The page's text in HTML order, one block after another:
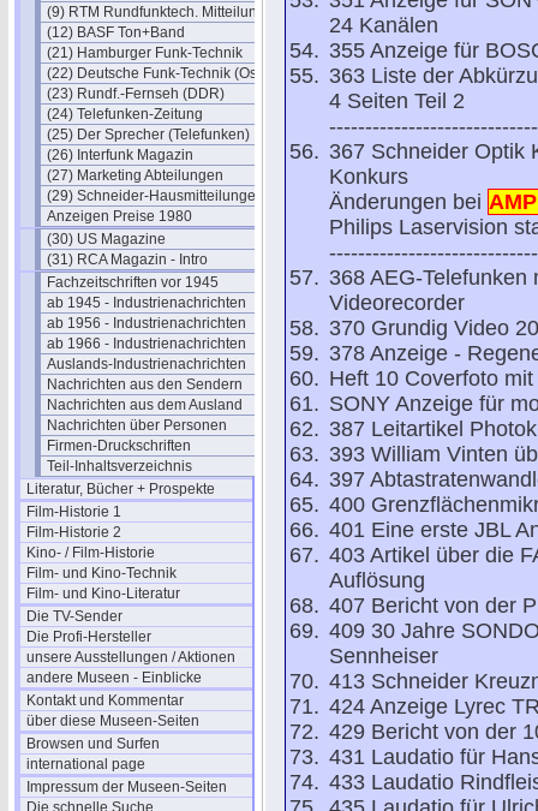
(9) RTM Rundfunktech. Mitteilungen
(12) BASF Ton+Band
(21) Hamburger Funk-Technik
(22) Deutsche Funk-Technik (Ost)
(23) Rundf.-Fernseh (DDR)
(24) Telefunken-Zeitung
(25) Der Sprecher (Telefunken)
(26) Interfunk Magazin
(27) Marketing Abteilungen
(29) Schneider-Hausmitteilungen
Anzeigen Preise 1980
(30) US Magazine
(31) RCA Magazin - Intro
Fachzeitschriften vor 1945
ab 1945 - Industrienachrichten
ab 1956 - Industrienachrichten
ab 1966 - Industrienachrichten
Auslands-Industrienachrichten
Nachrichten aus den Sendern
Nachrichten aus dem Ausland
Nachrichten über Personen
Firmen-Druckschriften
Teil-Inhaltsverzeichnis
Literatur, Bücher + Prospekte
Film-Historie 1
Film-Historie 2
Kino- / Film-Historie
Film- und Kino-Technik
Film- und Kino-Literatur
Die TV-Sender
Die Profi-Hersteller
unsere Ausstellungen / Aktionen
andere Museen - Einblicke
Kontakt und Kommentar
über diese Museen-Seiten
Browsen und Surfen
international page
Impressum der Museen-Seiten
Die schnelle Suche .....
24 Kanälen
355 Anzeige für
363 Liste der
4 Seiten Teil 2
367 Schneider Optik
Konkurs
Änderungen bei
Philips Laservision
368 AEG-
Videorecorder
370 Grundig Video
378 Anzeige -
Heft 10 Coverfoto
SONY Anzeige für
387 Leitartikel
393 William Vinten
397
400
401 Eine erste JBL
403 Artikel über die
Auflösung
407 Bericht von der
409 30 Jahre
Sennheiser
413 Schneider
424 Anzeige Lyrec
429 Bericht von der
431 Laudatio für
433 Laudatio